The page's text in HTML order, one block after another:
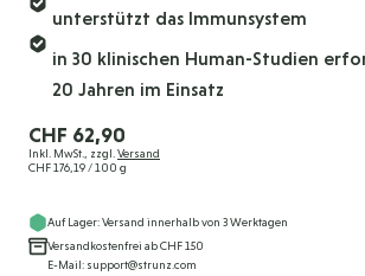
unterstützt das Immunsystem
in 30 klinischen Human-Studien
20 Jahren im Einsatz
CHF 62,90
Inkl. MwSt., zzgl. Versand
CHF 176,19 / 100 g
Auf Lager: Versand innerhalb von 3 Werktagen
Versandkostenfrei ab CHF 150
E-Mail: support@strunz.com